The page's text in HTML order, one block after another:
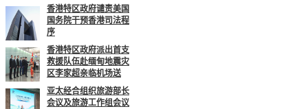
香港特区政府谴责美国
国务院干预香港司法程
序
香港特区政府派出首支
救援队伍赴缅甸地震灾
区李家超亲临机场送
亚太经合组织旅游部长
会议及旅游工作组会议